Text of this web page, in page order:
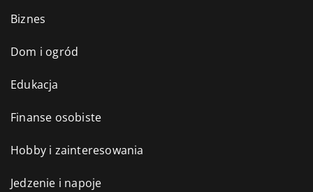
Biznes
Dom i ogród
Edukacja
Finanse osobiste
Hobby i zainteresowania
Jedzenie i napoje